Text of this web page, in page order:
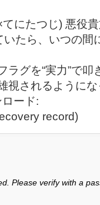
にたつじ) 悪役
いたら、いつの
ラグを“実力”で
視されるように
ード:
record)
Please verify with a